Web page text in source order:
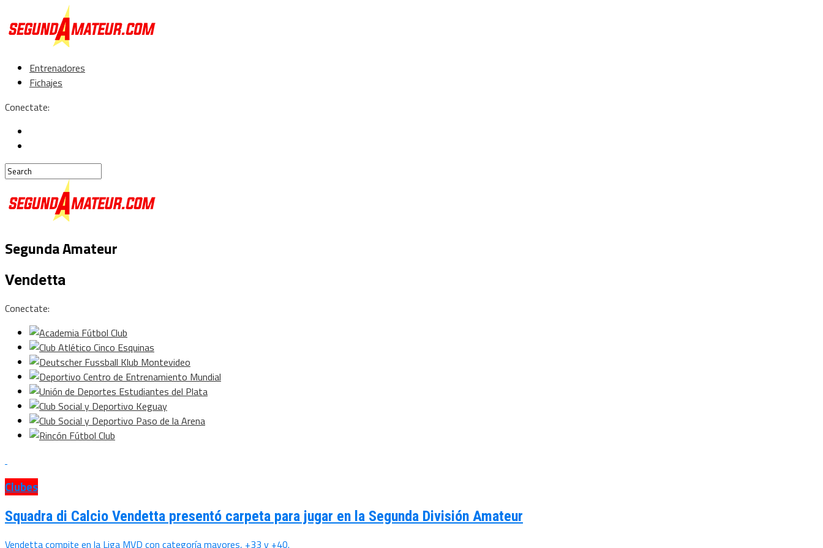
Entrenadores
Fichajes
Conectate:
Segunda Amateur
Vendetta
Conectate:
Clubes
Squadra di Calcio Vendetta presentó carpeta para jugar en la Segunda División Amateur
Vendetta compite en la Liga MVD con categoría mayores, +33 y +40.